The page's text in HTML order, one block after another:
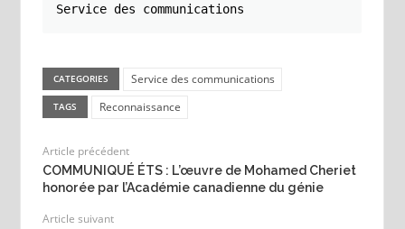
Service des communications
CATEGORIES Service des communications
TAGS Reconnaissance
Article précédent
COMMUNIQUÉ ÉTS : L’œuvre de Mohamed Cheriet
honorée par l’Académie canadienne du génie
Article suivant